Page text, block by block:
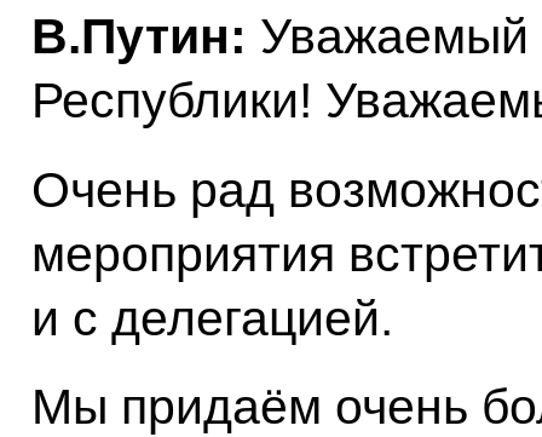
В.Путин: Уважаемый
Республики!
Очень рад
мероприятия
и с делегацией.
Мы придаём очень